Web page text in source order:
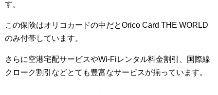
す。
この保険はオリコカードの中だとOrico Card THE WORLD
のみ付帯しています。
さらに空港宅配サービスやWi-Fiレンタル料金割引、国際線
クローク割引などとても豊富なサービスが揃っています。